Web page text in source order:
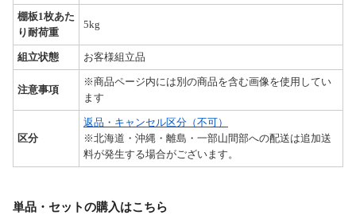
棚板1枚あた
り耐荷重
5kg
組立状態 お客様組立品
注意事項
※商品ページ内には別の商品を含む画像を使用してい
ます
区分
返品・キャンセル区分（不可）
※北海道・沖縄・離島・一部山間部への配送は追加送
料が発生する場合がございます。
単品・セットの購入はこちら